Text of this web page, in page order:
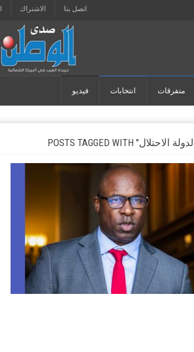
اتصل بنا الاشتراك
متفرقات انتخابات فيديو